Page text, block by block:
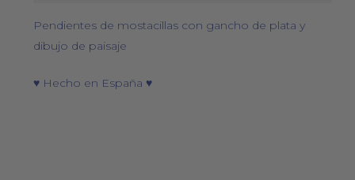
Pendientes de mostacillas con gancho de plata y
dibujo de paisaje
♥ Hecho en España ♥